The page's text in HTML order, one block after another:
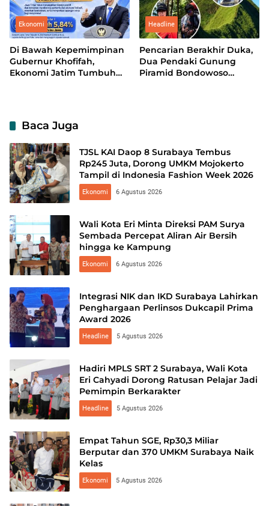
Ekonomi
Di Bawah Kepemimpinan
Gubernur Khofifah,
Ekonomi Jatim Tumbuh
Headline
Pencarian Berakhir Duka,
Dua Pendaki Gunung
Piramid Bondowoso
Baca Juga
TJSL KAI Daop 8 Surabaya Tembus
Rp245 Juta, Dorong UMKM Mojokerto
Tampil di Indonesia Fashion Week 2026
Ekonomi 6 Agustus 2026
Wali Kota Eri Minta Direksi PAM Surya
Sembada Percepat Aliran Air Bersih
hingga ke Kampung
Ekonomi 6 Agustus 2026
Integrasi NIK dan IKD Surabaya Lahirkan
Penghargaan Perlinsos Dukcapil Prima
Award 2026
Headline 5 Agustus 2026
Hadiri MPLS SRT 2 Surabaya, Wali Kota
Eri Cahyadi Dorong Ratusan Pelajar Jadi
Pemimpin Berkarakter
Headline 5 Agustus 2026
Empat Tahun SGE, Rp30,3 Miliar
Berputar dan 370 UMKM Surabaya Naik
Kelas
Ekonomi 5 Agustus 2026